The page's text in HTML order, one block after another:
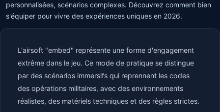
personnalisées, scénarios complexes. Découvrez comment bien
s'équiper pour vivre des expériences uniques en 2026.
L'airsoft "embed" représente une forme d'engagement
extrême dans le jeu. Ce mode de pratique se distingue
par des scénarios immersifs qui reprennent les codes
des opérations militaires, avec des environnements
réalistes, des matériels techniques et des règles strictes.